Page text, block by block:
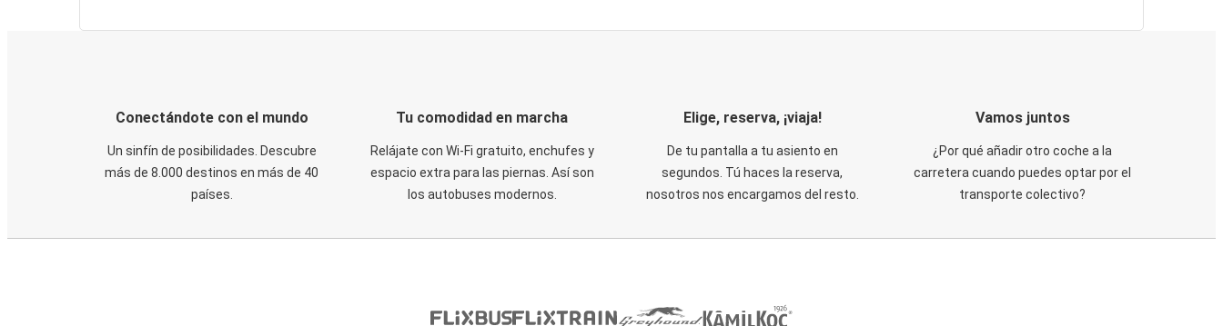
Conectándote con el mundo
Un sinfín de posibilidades. Descubre
más de 8.000 destinos en más de 40
países.
Tu comodidad en marcha
Relájate con Wi-Fi gratuito, enchufes y
espacio extra para las piernas. Así son
los autobuses modernos.
Elige, reserva, ¡viaja!
De tu pantalla a tu asiento en
segundos. Tú haces la reserva,
nosotros nos encargamos del resto.
Vamos juntos
¿Por qué añadir otro coche a la
carretera cuando puedes optar por el
transporte colectivo?